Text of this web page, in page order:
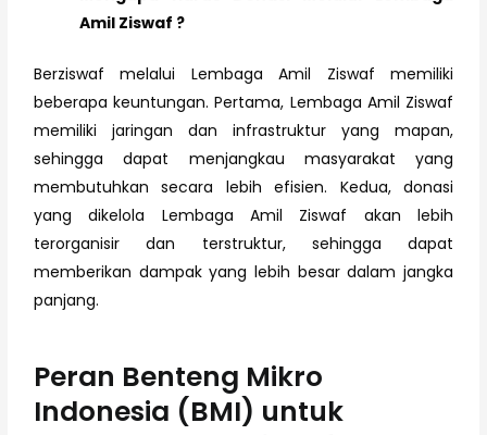
Amil Ziswaf ?
Berziswaf melalui Lembaga Amil Ziswaf memiliki
beberapa keuntungan. Pertama, Lembaga Amil Ziswaf
memiliki jaringan dan infrastruktur yang mapan,
sehingga dapat menjangkau masyarakat yang
membutuhkan secara lebih efisien. Kedua, donasi
yang dikelola Lembaga Amil Ziswaf akan lebih
terorganisir dan terstruktur, sehingga dapat
memberikan dampak yang lebih besar dalam jangka
panjang.
Peran Benteng Mikro
Indonesia (BMI) untuk